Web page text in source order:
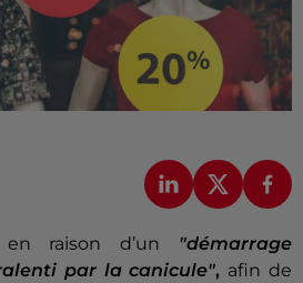
en raison d’un "démarrage
par la canicule", afin de